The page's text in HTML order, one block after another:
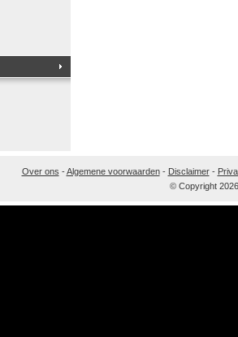
Over ons -Algemene voorwaarden- Disclaimer-
© Copyright